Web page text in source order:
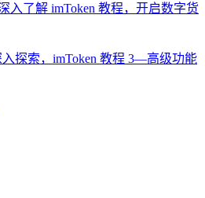
入了解 imToken 教程，开启数字货
入探索，imToken 教程 3—高级功能